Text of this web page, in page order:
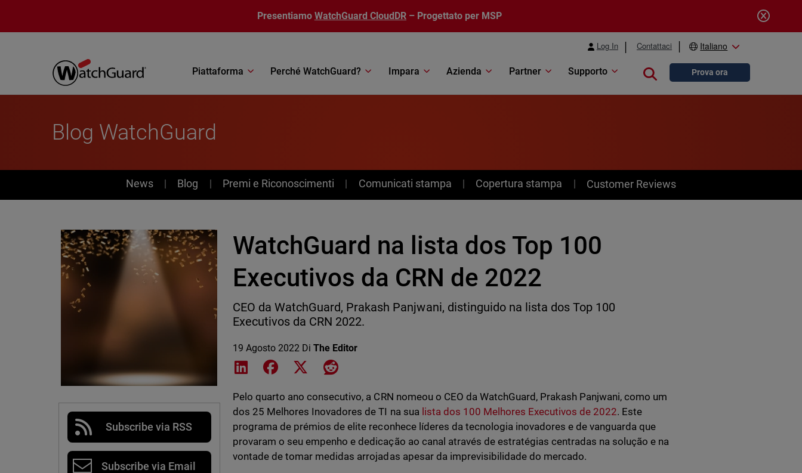
Presentiamo WatchGuard CloudDR – Progettato per MSP
Log In Contattaci Italiano
Piattaforma Perché WatchGuard? Impara Azienda Partner Supporto Close searchProva ora
Blog WatchGuard
News
News Blog Premi e Riconoscimenti Comunicati stampa Copertura stampa Customer Reviews
Subscribe via RSS
Subscribe via Email
WatchGuard na lista dos Top 100
Executivos da CRN de 2022
CEO da WatchGuard, Prakash Panjwani, distinguido na lista dos Top 100
Executivos da CRN 2022.
19 Agosto 2022 DiThe Editor
Share on LinkedIn
Share on Facebook
Share on XShare on Reddit
Pelo quarto ano consecutivo, a CRN nomeou o CEO da WatchGuard, Prakash Panjwani, como um
dos 25 Melhores Inovadores de TI na sua lista dos 100 Melhores Executivos de 2022. Este
programa de prémios de elite reconhece líderes da tecnologia inovadores e de vanguarda que
provaram o seu empenho e dedicação ao canal através de estratégias centradas na solução e na
vontade de tomar medidas arrojadas apesar da imprevisibilidade do mercado.